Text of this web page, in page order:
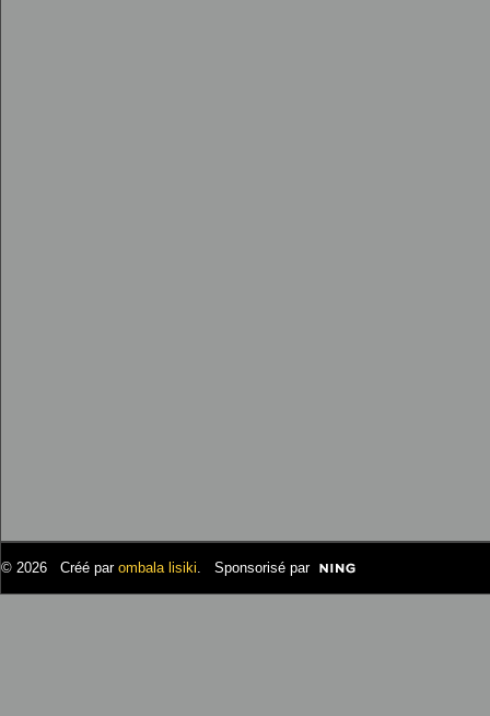
© 2026 Créé par ombala lisiki. Sponsorisé par